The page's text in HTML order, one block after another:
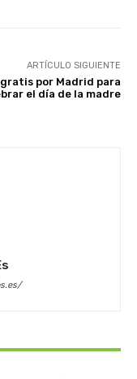
ARTÍCULO SIGUIENTE
por Madrid para
el día de la madre